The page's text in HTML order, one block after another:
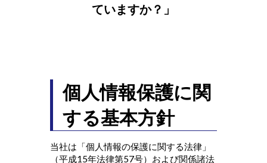
ていますか？」
個人情報保護に関
する基本方針
当社は「個人情報の保護に関する法律」
（平成15年法律第57号）および関係諸法